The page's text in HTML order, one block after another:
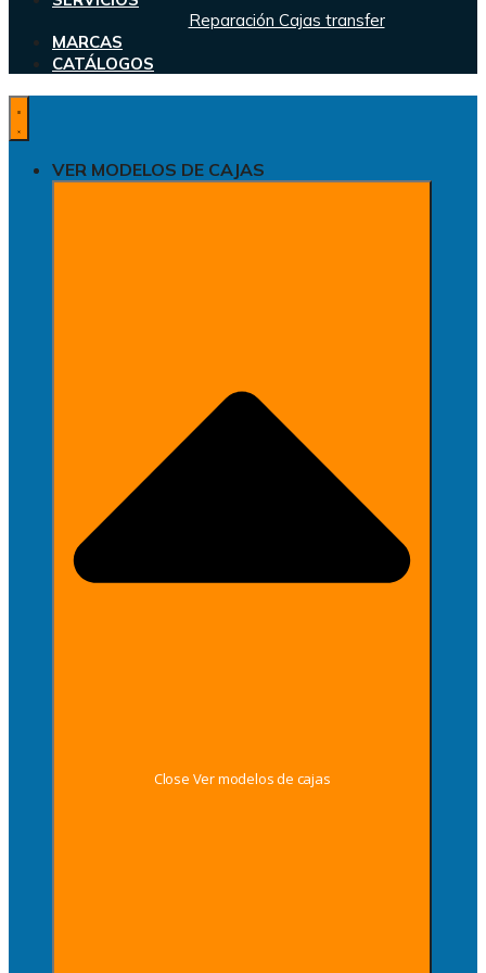
Reparación Cajas transfer
MARCAS
CATÁLOGOS
VER MODELOS DE CAJAS
Close Ver modelos de cajas